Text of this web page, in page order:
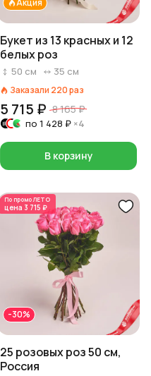
Акция
Букет из 13 красных и 12
белых роз
50 см 35 см
Заказали 220раз
5 715 ₽ 8 165 ₽
по 1 428 ₽ ×4
В корзину
По промоЛЕТО
цена 3 715 ₽
-30%
25 розовых роз 50 см,
Россия